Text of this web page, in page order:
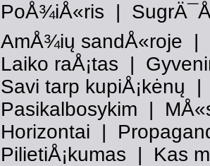
PoÅ¾iÅ«ris |
AmÅ¾ių sandÅ«roje |
Laiko raÅ¡tas |
Savi tarp kupiÅ¡kėnų
Pasikalbosykim |
Horizontai |
PilietiÅ¡kumas | Kas